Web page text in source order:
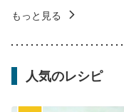
もっと見る
人気のレシピ